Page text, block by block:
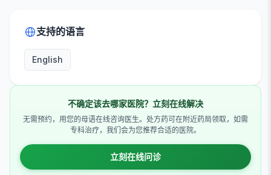
支持的语言
English
不确定该去哪家医院？立刻在线解决
无需预约，用您的母语在线咨询医生。处方药可在附近药局领取，如需
专科治疗，我们会为您推荐合适的医院。
立刻在线问诊